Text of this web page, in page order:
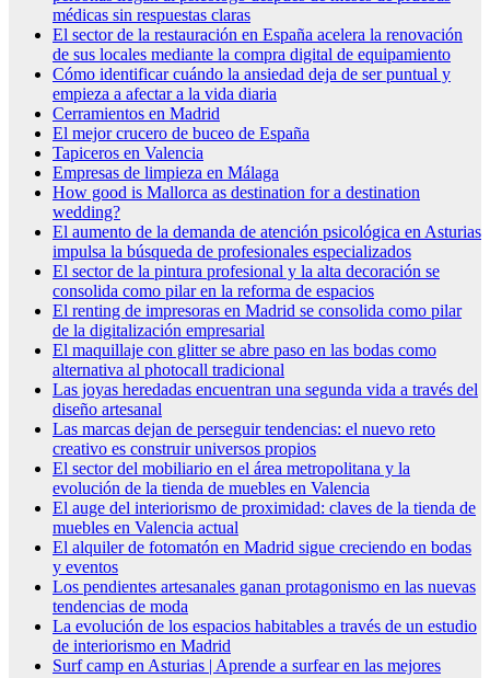
médicas sin respuestas claras
El sector de la restauración en España acelera la renovación
de sus locales mediante la compra digital de equipamiento
Cómo identificar cuándo la ansiedad deja de ser puntual y
empieza a afectar a la vida diaria
Cerramientos en Madrid
El mejor crucero de buceo de España
Tapiceros en Valencia
Empresas de limpieza en Málaga
How good is Mallorca as destination for a destination
wedding?
El aumento de la demanda de atención psicológica en Asturias
impulsa la búsqueda de profesionales especializados
El sector de la pintura profesional y la alta decoración se
consolida como pilar en la reforma de espacios
El renting de impresoras en Madrid se consolida como pilar
de la digitalización empresarial
El maquillaje con glitter se abre paso en las bodas como
alternativa al photocall tradicional
Las joyas heredadas encuentran una segunda vida a través del
diseño artesanal
Las marcas dejan de perseguir tendencias: el nuevo reto
creativo es construir universos propios
El sector del mobiliario en el área metropolitana y la
evolución de la tienda de muebles en Valencia
El auge del interiorismo de proximidad: claves de la tienda de
muebles en Valencia actual
El alquiler de fotomatón en Madrid sigue creciendo en bodas
y eventos
Los pendientes artesanales ganan protagonismo en las nuevas
tendencias de moda
La evolución de los espacios habitables a través de un estudio
de interiorismo en Madrid
Surf camp en Asturias | Aprende a surfear en las mejores